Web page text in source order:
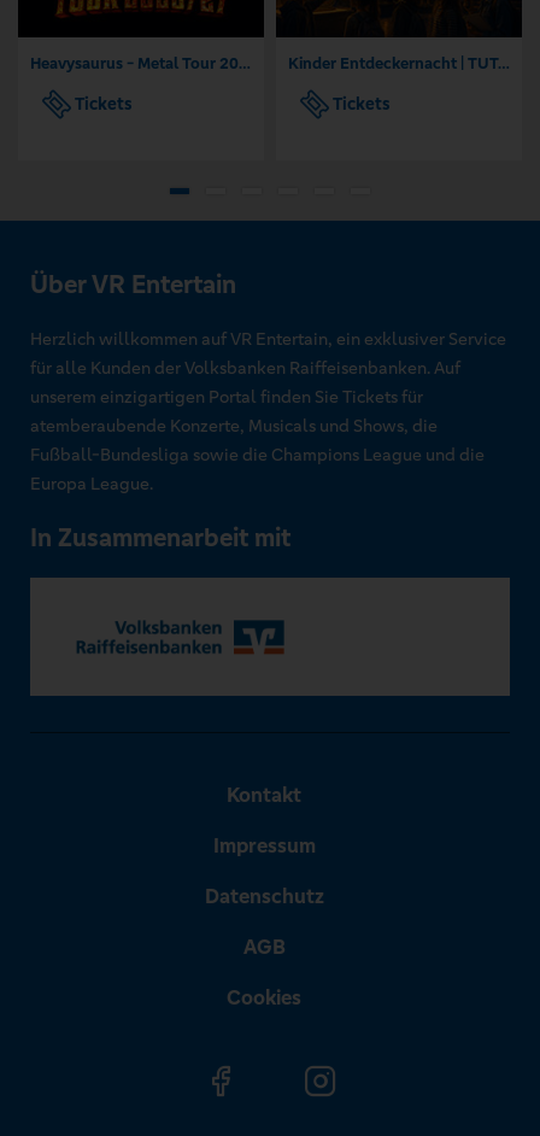
Heavysaurus - Metal Tour 2026/27
Tickets
Kinder Entdeckernacht | TUTANCHAMUN | Hannover - Ein Immersives Abenteuer
Tickets
Über VR Entertain
Herzlich willkommen auf VR Entertain, ein exklusiver Service
für alle Kunden der Volksbanken Raiffeisenbanken. Auf
unserem einzigartigen Portal finden Sie Tickets für
atemberaubende Konzerte, Musicals und Shows, die
Fußball-Bundesliga sowie die Champions League und die
Europa League.
In Zusammenarbeit mit
Kontakt
Impressum
Datenschutz
AGB
Cookies